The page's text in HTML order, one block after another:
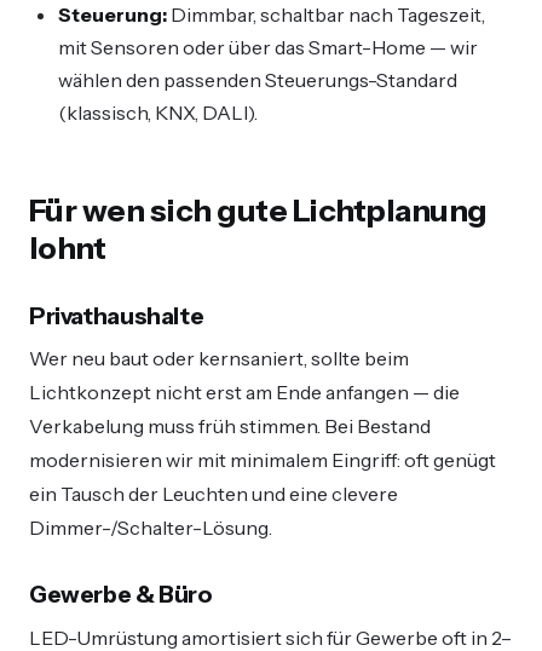
Steuerung: Dimmbar, schaltbar nach Tageszeit,
mit Sensoren oder über das Smart-Home — wir
wählen den passenden Steuerungs-Standard
(klassisch, KNX, DALI).
Für wen sich gute Lichtplanung
lohnt
Privathaushalte
Wer neu baut oder kernsaniert, sollte beim
Lichtkonzept nicht erst am Ende anfangen — die
Verkabelung muss früh stimmen. Bei Bestand
modernisieren wir mit minimalem Eingriff: oft genügt
ein Tausch der Leuchten und eine clevere
Dimmer-/Schalter-Lösung.
Gewerbe & Büro
LED-Umrüstung amortisiert sich für Gewerbe oft in 2–